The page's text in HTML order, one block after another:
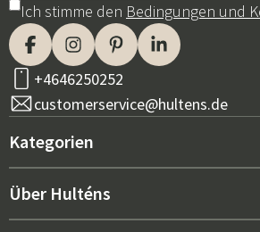
Ich stimme den Bedingungen und
+4646250252
customerservice@hultens.de
Kategorien
Neu bei uns
Über Hulténs